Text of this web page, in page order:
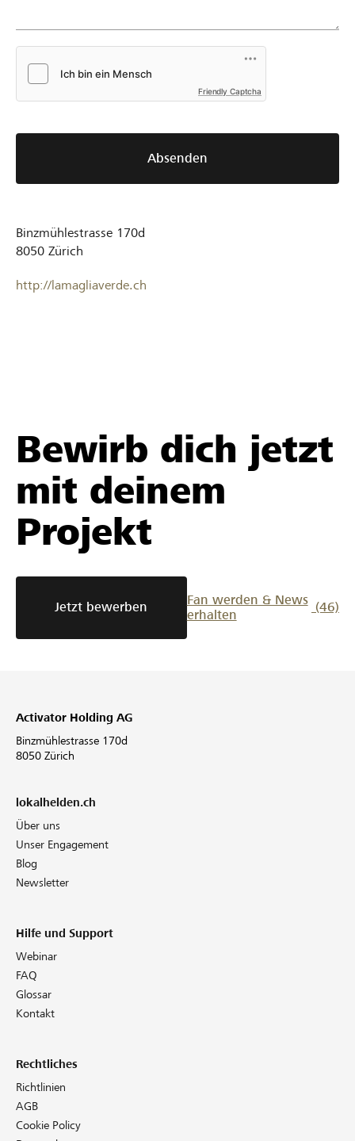
Friendly Captcha
Absenden
Binzmühlestrasse 170d
8050 Zürich
http://lamagliaverde.ch
Bewirb dich jetzt
mit deinem
Projekt
Jetzt bewerben
Fan werden & News
erhalten
(46)
Activator Holding AG
Binzmühlestrasse 170d
8050 Zürich
lokalhelden.ch
Über uns
Unser Engagement
Blog
Newsletter
Hilfe und Support
Webinar
FAQ
Glossar
Kontakt
Rechtliches
Richtlinien
AGB
Cookie Policy